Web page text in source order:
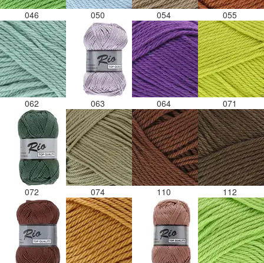
046 050 054 055
062 063 064 071
072 074 110 112